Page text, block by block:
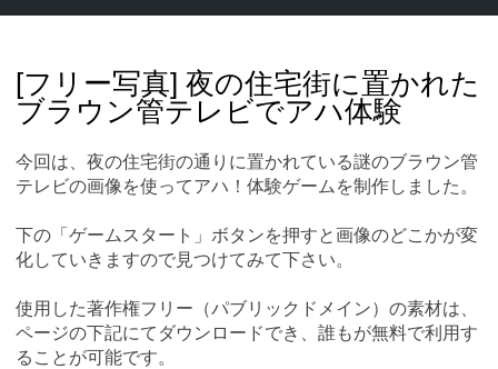
content[フリー写真] 夜の住宅街に置かれた
ブラウン管テレビでアハ体験
今回は、夜の住宅街の通りに置かれている謎のブラウン管
テレビの画像を使ってアハ！体験ゲームを制作しました。
下の「ゲームスタート」ボタンを押すと画像のどこかが変
化していきますので見つけてみて下さい。
使用した著作権フリー（パブリックドメイン）の素材は、
ページの下記にてダウンロードでき、誰もが無料で利用す
ることが可能です。